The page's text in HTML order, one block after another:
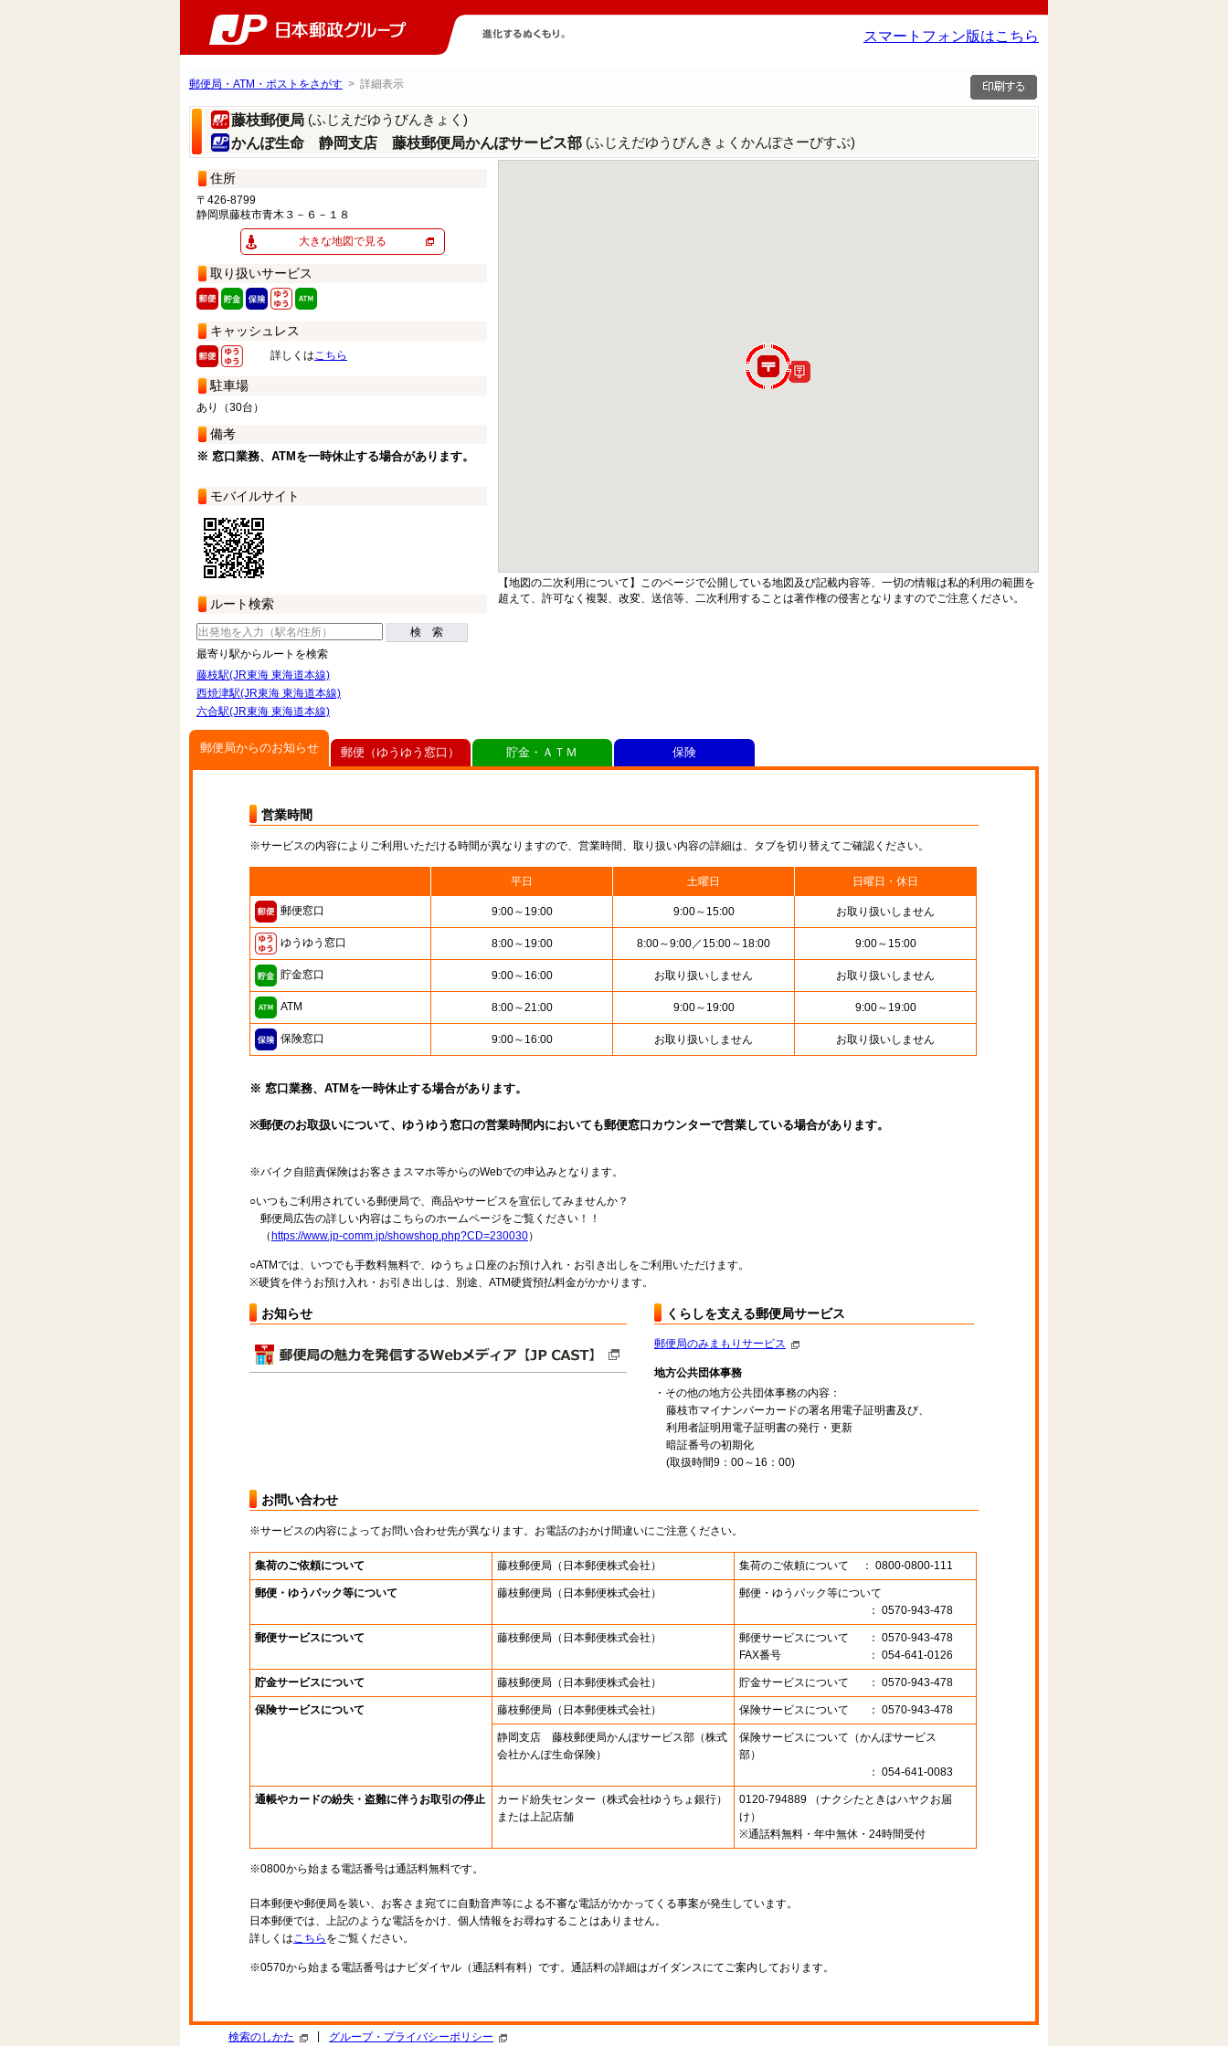
スマートフォン版はこちら
郵便局・ATM・ポストをさがす > 詳細表示
藤枝郵便局 (ふじえだゆうびんきょく)
かんぽ生命 静岡支店 藤枝郵便局かんぽサービス部 (ふじえだゆうびんきょくかんぽさーびすぶ)
住所
〒426-8799
静岡県藤枝市青木３－６－１８
大きな地図で見る
取り扱いサービス
キャッシュレス
詳しくはこちら
駐車場
あり（30台）
備考
※ 窓口業務、ATMを一時休止する場合があります。
モバイルサイト
ルート検索
検 索
最寄り駅からルートを検索
藤枝駅(JR東海 東海道本線)
西焼津駅(JR東海 東海道本線)
六合駅(JR東海 東海道本線)
【地図の二次利用について】このページで公開している地図及び記載内容等、一切の情報は私的利用の範囲を
超えて、許可なく複製、改変、送信等、二次利用することは著作権の侵害となりますのでご注意ください。
郵便局からのお知らせ
営業時間
※サービスの内容によりご利用いただける時間が異なりますので、営業時間、取り扱い内容の詳細は、タブを切り替えてご確認ください。
平日 土曜日 日曜日・休日
郵便窓口 9:00～19:00 9:00～15:00 お取り扱いしません
ゆうゆう窓口 8:00～19:00 8:00～9:00／15:00～18:00 9:00～15:00
貯金窓口 9:00～16:00 お取り扱いしません お取り扱いしません
ATM 8:00～21:00 9:00～19:00 9:00～19:00
保険窓口 9:00～16:00 お取り扱いしません お取り扱いしません
※ 窓口業務、ATMを一時休止する場合があります。
※郵便のお取扱いについて、ゆうゆう窓口の営業時間内においても郵便窓口カウンターで営業している場合があります。
※バイク自賠責保険はお客さまスマホ等からのWebでの申込みとなります。
○いつもご利用されている郵便局で、商品やサービスを宣伝してみませんか？
郵便局広告の詳しい内容はこちらのホームページをご覧ください！！
（ https://www.jp-comm.jp/showshop.php?CD=230030）
○ATMでは、いつでも手数料無料で、ゆうちょ口座のお預け入れ・お引き出しをご利用いただけます。
※硬貨を伴うお預け入れ・お引き出しは、別途、ATM硬貨預払料金がかかります。
お知らせ くらしを支える郵便局サービス
郵便局のみまもりサービス
地方公共団体事務
・その他の地方公共団体事務の内容：
藤枝市マイナンバーカードの署名用電子証明書及び、
利用者証明用電子証明書の発行・更新
暗証番号の初期化
(取扱時間9：00～16：00)
お問い合わせ
※サービスの内容によってお問い合わせ先が異なります。お電話のおかけ間違いにご注意ください。
集荷のご依頼について 藤枝郵便局 （日本郵便株式会社） 集荷のご依頼について ： 0800-0800-111
郵便・ゆうパック等について 藤枝郵便局 （日本郵便株式会社）
郵便・ゆうパック等について
： 0570-943-478
郵便サービスについて 藤枝郵便局 （日本郵便株式会社） 郵便サービスについて
： 0570-943-478
FAX番号
： 054-641-0126
貯金サービスについて 藤枝郵便局 （日本郵便株式会社） 貯金サービスについて ： 0570-943-478
保険サービスについて 藤枝郵便局 （日本郵便株式会社） 保険サービスについて ： 0570-943-478
静岡支店 藤枝郵便局かんぽサービス部（株式
会社かんぽ生命保険）
保険サービスについて（かんぽサービス
部）
： 054-641-0083
通帳やカードの紛失・盗難に伴うお取引の停止 カード紛失センター （株式会社ゆうちょ銀行）
または上記店舗
0120-794889 （ナクシたときはハヤクお届
け）
※通話料無料・年中無休・24時間受付
※0800から始まる電話番号は通話料無料です。
日本郵便や郵便局を装い、お客さま宛てに自動音声等による不審な電話がかかってくる事案が発生しています。
日本郵便では、上記のような電話をかけ、個人情報をお尋ねすることはありません。
詳しくはこちら をご覧ください。
※0570から始まる電話番号はナビダイヤル（通話料有料）です。通話料の詳細はガイダンスにてご案内しております。
郵便（ゆうゆう窓口） 貯金・ＡＴＭ 保険
検索のしかた グループ・プライバシーポリシー